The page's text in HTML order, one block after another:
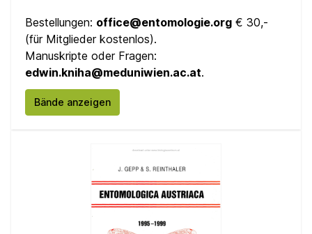
Bestellungen: office@entomologie.org € 30,-
(für Mitglieder kostenlos).
Manuskripte oder Fragen:
edwin.kniha@meduniwien.ac.at.
Bände anzeigen